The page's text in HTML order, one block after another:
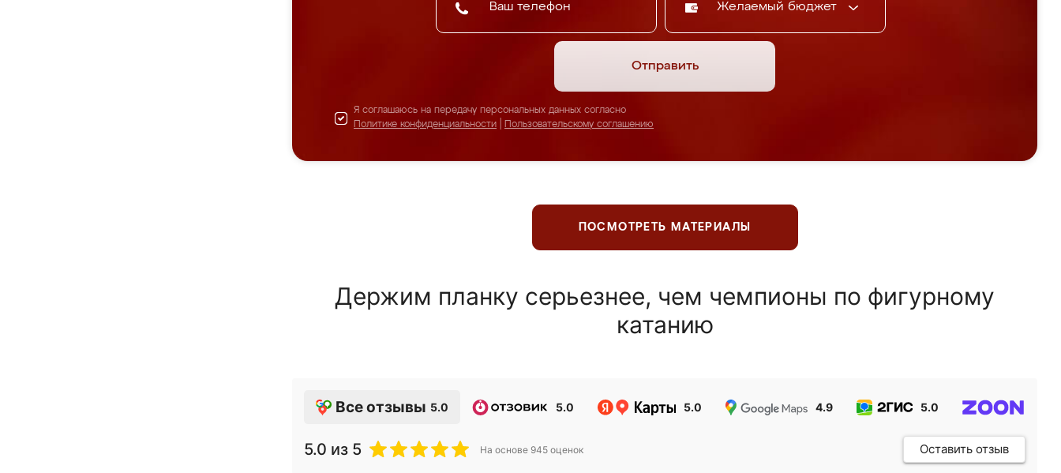
Желаемый бюджет
Отправить
Я соглашаюсь на передачу персональных данных согласно
Политике конфиденциальности
Пользовательскому соглашению
ПОСМОТРЕТЬ МАТЕРИАЛЫ
Держим планку серьезнее, чем чемпионы по фигурному
катанию
Все отзывы 5.0 5.0 5.0 4.9 5.0
5.0 из 5 На основе 945 оценок Оставить отзыв